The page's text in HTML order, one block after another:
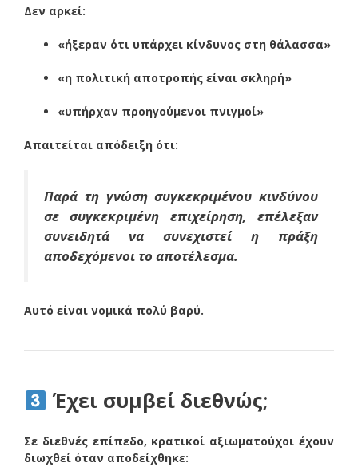
Δεν αρκεί:
«ήξεραν ότι υπάρχει κίνδυνος στη θάλασσα»
«η πολιτική αποτροπής είναι σκληρή»
«υπήρχαν προηγούμενοι πνιγμοί»
Απαιτείται απόδειξη ότι:
Παρά τη γνώση συγκεκριμένου κινδύνου
σε συγκεκριμένη επιχείρηση, επέλεξαν
συνειδητά να συνεχιστεί η πράξη
αποδεχόμενοι το αποτέλεσμα.
Αυτό είναι νομικά πολύ βαρύ.
Έχει συμβεί διεθνώς;
Σε διεθνές επίπεδο, κρατικοί αξιωματούχοι έχουν
διωχθεί όταν αποδείχθηκε: